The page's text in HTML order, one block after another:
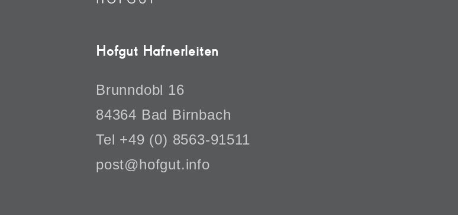
Hofgut Hafnerleiten
Brunndobl 16
84364 Bad Birnbach
Tel +49 (0) 8563-91511
post@hofgut.info